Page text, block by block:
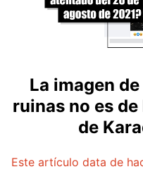
La imagen
ruinas no es
de
Este artículo data de